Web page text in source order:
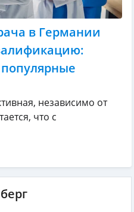
в Германии
независимо от
что с